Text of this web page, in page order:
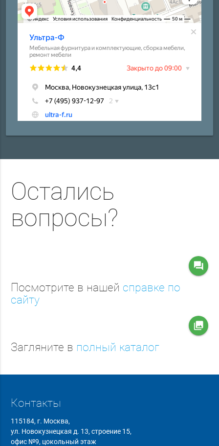
Остались
вопросы?
question_answer
Посмотрите в нашей справке по
сайту
collections
Загляните в полный каталог
Контакты
115184, г. Москва,
ул. Новокузнецкая д. 13, строение 15,
офис №9, цокольный этаж